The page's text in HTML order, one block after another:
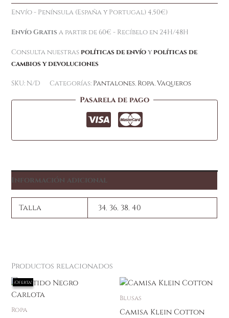
Envío - Península (España y Portugal) 4,50€)
Envío Gratis a partir de 60€ - Recíbelo en 24H/48H
Consulta nuestras políticas de envíoy políticas de
cambios y devoluciones
SKU: N/D Categorías: Pantalones, Ropa,Vaqueros
Pasarela de pago
Información adicional
Talla 34, 36, 38, 40
Productos relacionados
¡Oferta!
¡Oferta!
Ropa
El
precio
original
El
Blusas
Camisa Klein Cotton